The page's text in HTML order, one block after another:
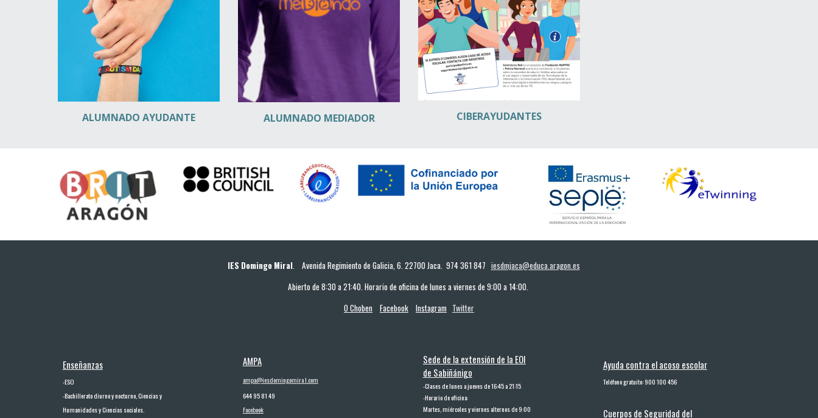
ALUMNADO AYUDANTE ALUMNADO MEDIADOR CIBERAYUDANTES
IES Domingo Miral. Avenida Regimiento de Galicia, 6. 22700 Jaca. 974 361 847 iesdmjaca@educa.aragon.es
Abierto de 8:30 a 21:40. Horario de oficina de lunes a viernes de 9:00 a 14:00.
O Choben
Facebook Instagram Twitter
Enseñanzas
-ESO
-Bachillerato diurno y nocturno, Ciencias y
Humanidades y Ciencias sociales.
AMPA
ampa@iesdomingomira l.com
644 95 81 49
Facebook
Sede de la extensión de la EOI
de Sabiñánigo
-Clases de lunes a jueves de 16:45 a 21:15
-Horario de oficina:
Martes, miércoles y viernes alternos de 9:00
Ayuda contra el acoso escolar
Teléfono gratuito: 900 100 456
Cuerpos de Seguridad del